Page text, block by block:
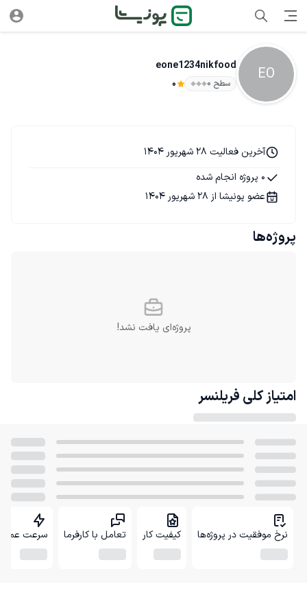
EO
eone1234nikfood
سطح ۰ 0
آخرین فعالیت 28 شهریور 1404
0 پروژه انجام شده
عضو پونیشا از 28 شهریور 1404
پروژه‌ها
پروژه‌ای یافت نشد!
امتیاز کلی فریلنسر
نرخ موفقیت در پروژه‌ها کیفیت کار تعامل با کارفرما سرعت عمل